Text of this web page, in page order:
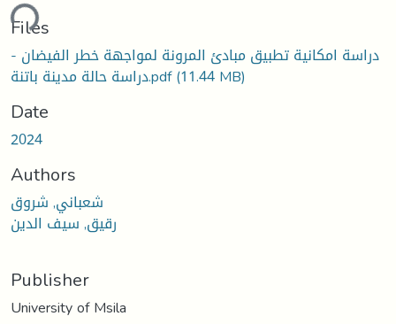
Files
دراسة امكانية تطبيق مبادئ المرونة لمواجهة خطر الفيضان -
دراسة حالة مدينة باتنة.pdf(11.44 MB)
Date
2024
Authors
شعباني, شروق
رقيق, سيف الدين
Publisher
University of Msila